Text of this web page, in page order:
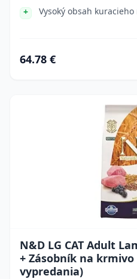
Vysoký obsah
64.78 €
N&D LG CAT Adult
+ Zásobník na
vypredania)